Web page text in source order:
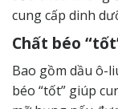
cung cấp dinh
Chất béo
Bao gồm dầu ô-
béo “tốt” giúp